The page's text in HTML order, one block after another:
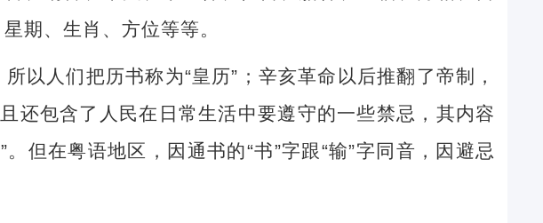
期、生肖、方位等等。
以人们把历书称为“皇历”；辛亥革命以后推翻了帝制，
还包含了人民在日常生活中要遵守的一些禁忌，其内容
但在粤语地区，因通书的“书”字跟“输”字同音，因避忌